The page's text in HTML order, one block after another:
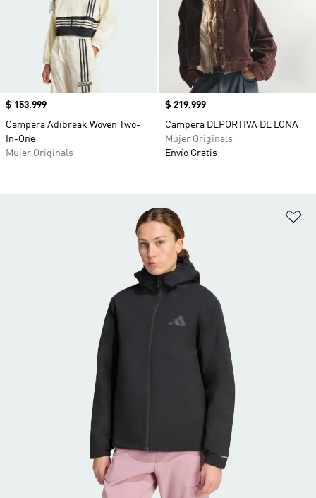
Precio
$ 153.999
Campera Adibreak Woven Two-
In-One
Mujer Originals
Precio
$ 219.999
Campera DEPORTIVA DE LONA
Mujer Originals
Envío Gratis